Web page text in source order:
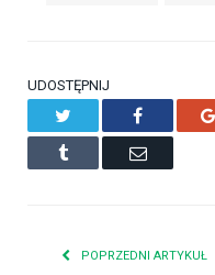
UDOSTĘPNIJ
Facebook
Tumblr Email
POPRZEDNI ARTYKUŁ